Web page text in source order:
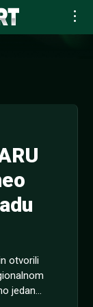
otvorili
jedan